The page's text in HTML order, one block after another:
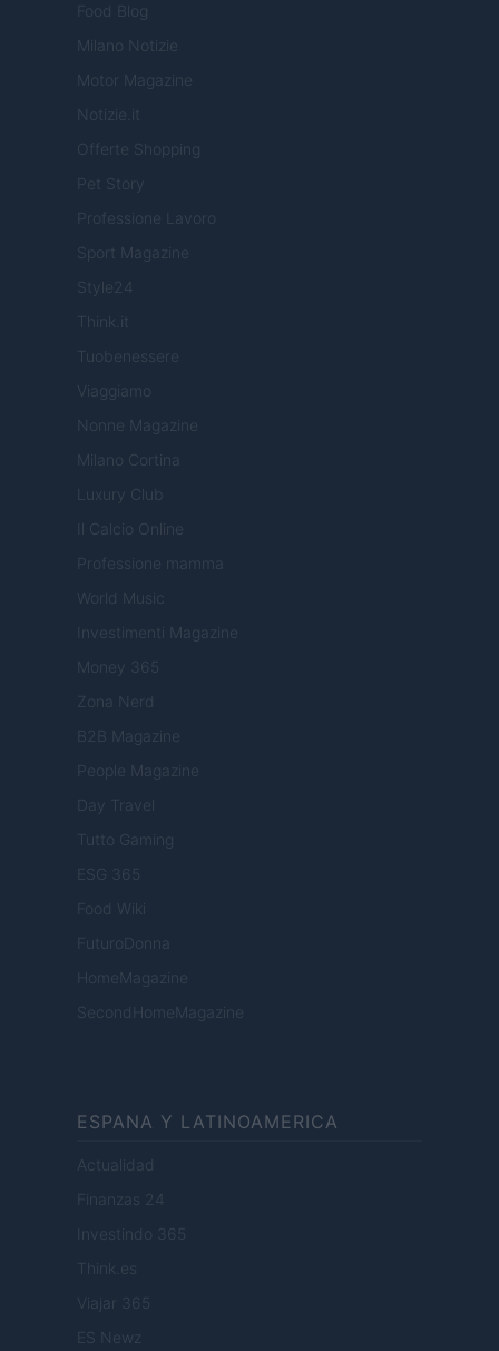
Food Blog
Milano Notizie
Motor Magazine
Notizie.it
Offerte Shopping
Pet Story
Professione Lavoro
Sport Magazine
Style24
Think.it
Tuobenessere
Viaggiamo
Nonne Magazine
Milano Cortina
Luxury Club
Il Calcio Online
Professione mamma
World Music
Investimenti Magazine
Money 365
Zona Nerd
B2B Magazine
People Magazine
Day Travel
Tutto Gaming
ESG 365
Food Wiki
FuturoDonna
HomeMagazine
SecondHomeMagazine
ESPANA Y LATINOAMERICA
Actualidad
Finanzas 24
Investindo 365
Think.es
Viajar 365
ES Newz